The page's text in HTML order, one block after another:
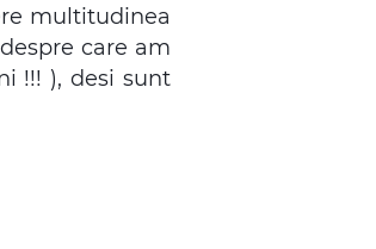
multitudinea
care am
!!! ), desi sunt